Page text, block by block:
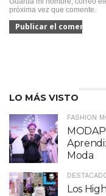
próxima vez que comente.
LO MÁS VISTO
FASHION
Moda
Los